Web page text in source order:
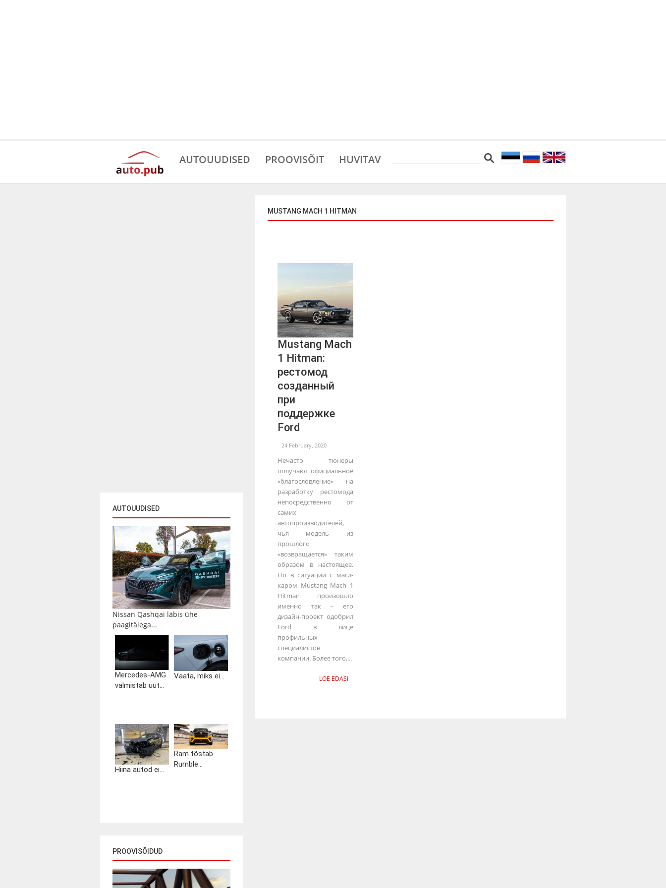
AUTOUUDISED PROOVISÕIT HUVITAV
AUTOUUDISED
Nissan Qashqai läbis ühe
paagitäiega...
Mercedes-AMG
valmistab uut...
Vaata, miks ei...
Hiina autod ei...
Ram tõstab
Rumble...
PROOVISÕIDUD
MUSTANG MACH 1 HITMAN
Mustang Mach
1 Hitman:
рестомод
созданный
при
поддержке
Ford
24 February, 2020
Нечасто тюнеры
получают официальное
«благословление» на
разработку рестомода
непосредственно от
самих
автопроизводителей,
чья модель из
прошлого
«возвращается» таким
образом в настоящее.
Но в ситуации с масл-
каром Mustang Mach 1
Hitman произошло
именно так – его
дизайн-проект одобрил
Ford в лице
профильных
специалистов
компании. Более того,...
LOE EDASI